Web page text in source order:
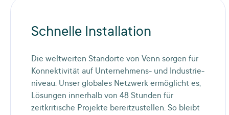
Schnelle Installation
Die weltweiten Standorte von Venn sorgen für
Konnektivität auf Unternehmens- und Industrie-
niveau. Unser globales Netzwerk ermöglicht es,
Lösungen innerhalb von 48 Stunden für
zeitkritische Projekte bereitzustellen. So bleibt